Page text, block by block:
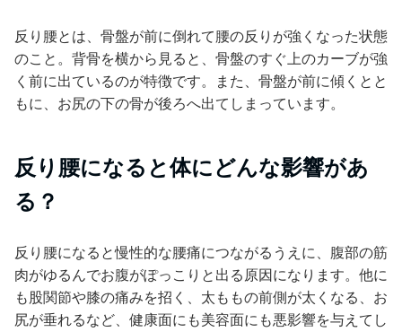
反り腰とは、骨盤が前に倒れて腰の反りが強くなった状態
のこと。背骨を横から見ると、骨盤のすぐ上のカーブが強
く前に出ているのが特徴です。また、骨盤が前に傾くとと
もに、お尻の下の骨が後ろへ出てしまっています。
反り腰になると体にどんな影響があ
る？
反り腰になると慢性的な腰痛につながるうえに、腹部の筋
肉がゆるんでお腹がぽっこりと出る原因になります。他に
も股関節や膝の痛みを招く、太ももの前側が太くなる、お
尻が垂れるなど、健康面にも美容面にも悪影響を与えてし